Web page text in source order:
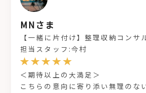
MNさま
【一緒に片付け】整理収納コンサ
担当スタッフ:今村
＜期待以上の大満足＞
こちらの意向に寄り添い無理のな